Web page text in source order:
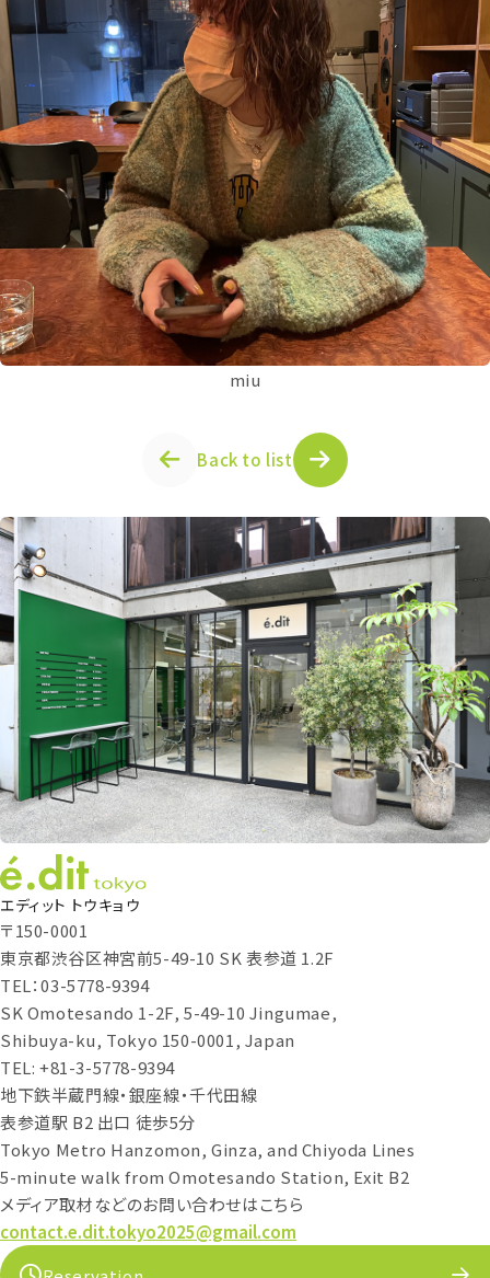
miu
Back to list
エディット トウキョウ
〒150-0001
東京都渋谷区神宮前5-49-10 SK 表参道 1.2F
TEL：03-5778-9394
SK Omotesando 1-2F, 5-49-10 Jingumae,
Shibuya-ku, Tokyo 150-0001, Japan
TEL: +81-3-5778-9394
地下鉄半蔵門線・銀座線・千代田線
表参道駅 B2 出口 徒歩5分
Tokyo Metro Hanzomon, Ginza, and Chiyoda Lines
5-minute walk from Omotesando Station, Exit B2
メディア取材などのお問い合わせはこちら
contact.e.dit.tokyo2025@gmail.com